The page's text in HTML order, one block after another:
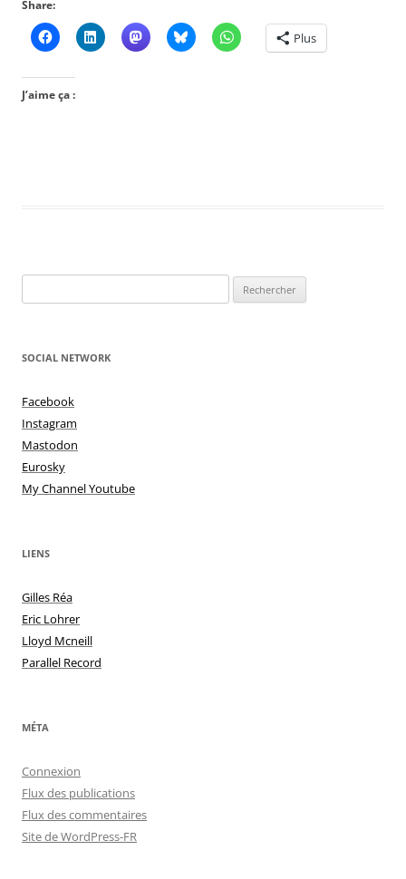
Share:
Plus
J’aime ça :
SOCIAL NETWORK
Facebook
Instagram
Mastodon
Eurosky
My Channel Youtube
LIENS
Gilles Réa
Eric Lohrer
Lloyd Mcneill
Parallel Record
MÉTA
Connexion
Flux des publications
Flux des commentaires
Site de WordPress-FR